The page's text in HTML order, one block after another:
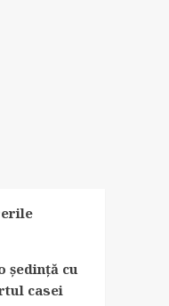
ședință cu
casei